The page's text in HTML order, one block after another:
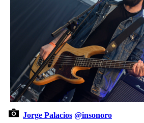
Jorge Palacios @insonoro